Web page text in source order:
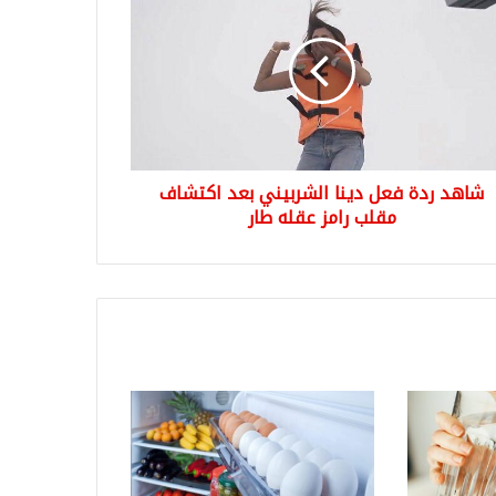
شاهد ردة فعل دينا الشربيني بعد اكتشاف
مقلب رامز عقله طار